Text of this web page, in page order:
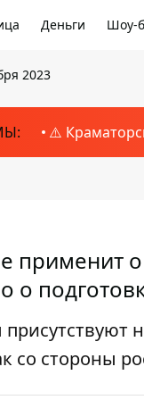
Деньги Шоу-
2023
⚠️
применит
о
со стороны